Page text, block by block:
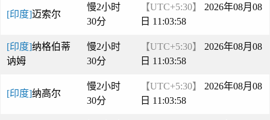
[印度]迈索尔
慢2小时
30分
【UTC+5:30】
2026年08月08
日 11:03:58
[印度]纳格伯蒂
讷姆
慢2小时
30分
【UTC+5:30】
2026年08月08
日 11:03:58
[印度]纳高尔
慢2小时
30分
【UTC+5:30】
2026年08月08
日 11:03:58